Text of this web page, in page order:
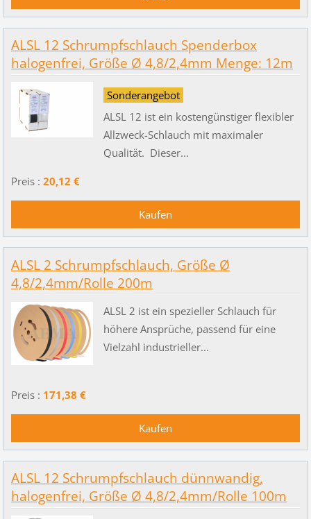
ALSL 12 Schrumpfschlauch Spenderbox
halogenfrei, Größe Ø 4,8/2,4mm Menge: 12m
Sonderangebot
ALSL 12 ist ein kostengünstiger flexibler
Allzweck-Schlauch mit maximaler
Qualität. Dieser...
Preis : 20,12 €
ALSL 2 Schrumpfschlauch, Größe Ø
4,8/2,4mm/Rolle 200m
ALSL 2 ist ein spezieller Schlauch für
höhere Ansprüche, passend für eine
Vielzahl industrieller...
Preis : 171,38 €
ALSL 12 Schrumpfschlauch dünnwandig,
halogenfrei, Größe Ø 4,8/2,4mm/Rolle 100m